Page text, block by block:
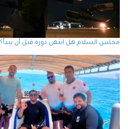
مجلس السلام هل انتهى دوره قبل أن يبدأ؟